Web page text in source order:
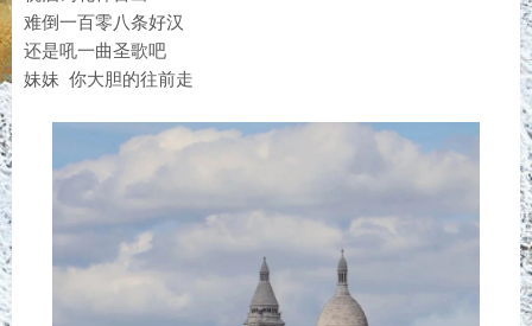
难倒一百零八条好汉
还是吼一曲圣歌吧
妹妹 你大胆的往前走